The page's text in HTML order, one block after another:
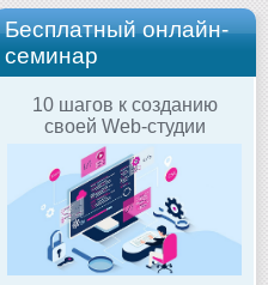
Бесплатный онлайн-
семинар
10 шагов к созданию
своей Web-студии